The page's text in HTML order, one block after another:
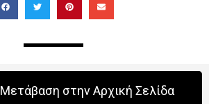
Μετάβαση στην Αρχική Σελίδα